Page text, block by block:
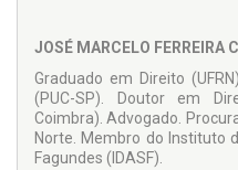
considerá-las serviço de
público ou de utilidade
expressiva quantidade de
serem
erguidos nos próximos
estudo da compensação
JOSÉ MARCELO FERREIRA
Graduado em Direito
(PUC-SP). Doutor em
Coimbra). Advogado.
Norte. Membro do Instituto
Fagundes (IDASF).